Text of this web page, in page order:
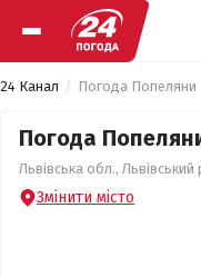
24 Канал Погода Попеляни
Погода
Львівська обл.,
Змінити місто